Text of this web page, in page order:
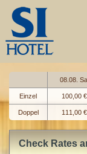
08.08. Sa.
Einzel 100,00 €
Doppel 111,00 €
Check Rates